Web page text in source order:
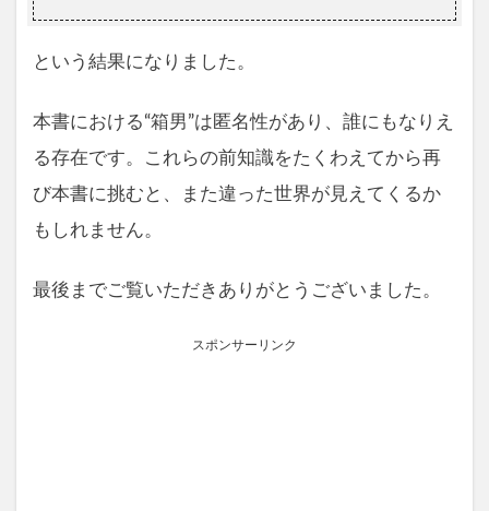
という結果になりました。
本書における“箱男”は匿名性があり、誰にもなりえ
る存在です。これらの前知識をたくわえてから再
び本書に挑むと、また違った世界が見えてくるか
もしれません。
最後までご覧いただきありがとうございました。
スポンサーリンク